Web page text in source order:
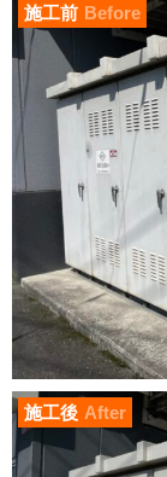
施工前 Before
施工後 After